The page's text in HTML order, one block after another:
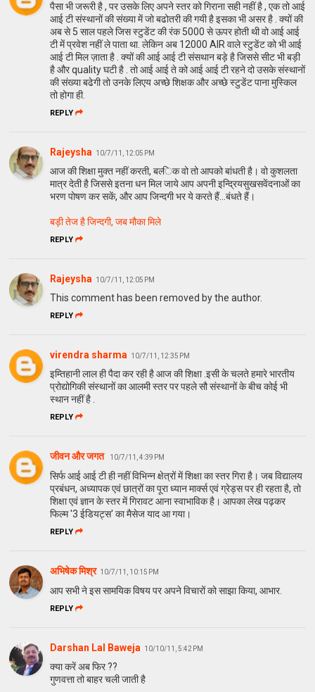
पैसा भी जरूरी है , पर उसके लिए अपने स्तर को गिराना सही नहीं है , एक तो आई
आई टी संस्थानों की संख्या में जो बढोतरी की गयी है इसका भी असर है . क्यों की
अब से 5 साल पहले जिस स्टुडेंट की रंक 5000 से ऊपर होती थी वो आई आई
टी में प्रवेश नहीं ले पाता था. लेकिन अब 12000 AIR वाले स्टुडेंट को भी आई
आई टी मिल ज़ाता है . क्यों की आई आई टी संसथान बड़े है जिससे सीट भी बड़ी
है और quality घटी है . तो आई आई ते को आई आई टी रहने दो उसके संस्थानों
की संख्या बढेगी तो उनके लिएय अच्छे शिक्षक और अच्छे स्टुडेंट पाना मुस्किल
तो होगा ही.
REPLY
Rajeysha 10/7/11, 12:05 PM
आज की शि‍क्षा मुक्‍त नहीं करती, बल्‍ि‍क वो तो आपको बांधती है। वो कुशलता
मात्र देती है जि‍ससे इतना धन मि‍ल जाये आप अपनी इन्‍द्रि‍यसुखसवेंदनाओं का
भरण पोषण कर सकें, और आप जि‍न्‍दगी भर ये करते हैं...बंधते हैं।
बड़ी तेज है जि‍न्‍दगी, जब मौका मि‍ले
REPLY
Rajeysha 10/7/11, 12:05 PM
This comment has been removed by the author.
REPLY
virendra sharma 10/7/11, 12:35 PM
इम्तिहानी लाल ही पैदा कर रही है आज की शिक्षा .इसी के चलते हमारे भारतीय
प्रोद्योगिकी संस्थानों का आलमी स्तर पर पहले सौ संस्थानों के बीच कोई भी
स्थान नहीं है .
REPLY
जीवन और जगत 10/7/11, 4:39 PM
सिर्फ आई आई टी ही नहीं विभिन्‍न क्षेत्रों में शिक्षा का स्‍तर गिरा है। जब विद्यालय
प्रबंधन, अध्‍यापक एवं छात्रों का पूरा ध्‍यान मार्क्‍स एवं ग्रेड्स पर ही रहता है, तो
शिक्षा एवं ज्ञान के स्‍तर में गिरावट आना स्‍वाभाविक है। आपका लेख पढ़कर
फिल्‍म '3 ईडियट्स' का मैसेज याद आ गया।
REPLY
अभिषेक मिश्र 10/7/11, 10:15 PM
आप सभी ने इस सामयिक विषय पर अपने विचारों को साझा किया, आभार.
REPLY
Darshan Lal Baweja 10/10/11, 5:42 PM
क्या करें अब फिर ??
गुणवत्ता तो बाहर चली जाती है